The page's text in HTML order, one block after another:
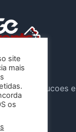
o CNPJ
, G e Solucoes e
site
mais
os